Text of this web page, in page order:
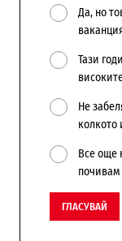
Да, но
Тази
Не
колкото
Все още
почивам
ГЛАСУВАЙ